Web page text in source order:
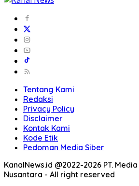
Tentang Kami
Redaksi
Privacy Policy
Disclaimer
Kontak Kami
Kode Etik
Pedoman Media Siber
KanalNews.id @2022-2026 PT.
Nusantara - All right reserved